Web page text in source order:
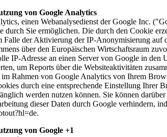
von Google Analytics
einen Webanalysedienst der Google Inc.
durch Sie ermöglichen. Die durch den Cookie
Falle der Aktivierung der IP-Anonymisierung
über den Europäischen Wirtschaftsraum
IP-Adresse an einen Server von Google in
um Reports über die Websiteaktivitäten
Rahmen von Google Analytics von Ihrem
durch eine entsprechende Einstellung
werden nutzen können. Sie können
dieser Daten durch Google verhindern,
.
von Google +1